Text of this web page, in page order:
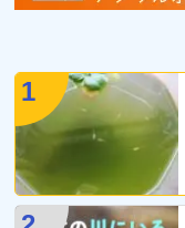
1